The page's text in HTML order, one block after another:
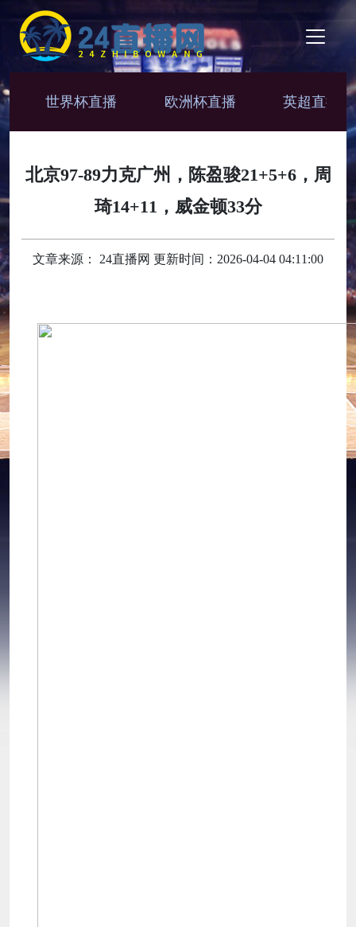
世界杯直播 欧洲杯直播 英超直播
北京97-89力克广州，陈盈骏21+5+6，周
琦14+11，威金顿33分
文章来源： 24直播网 更新时间：2026-04-04 04:11:00